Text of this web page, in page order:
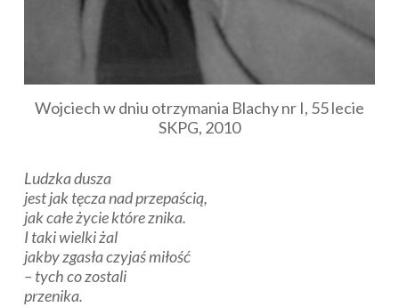
Wojciech w dniu otrzymania Blachy nr I, 55 lecie
SKPG, 2010
Ludzka dusza
jest jak tęcza nad przepaścią,
jak całe życie które znika.
I taki wielki żal
jakby zgasła czyjaś miłość
– tych co zostali
przenika.